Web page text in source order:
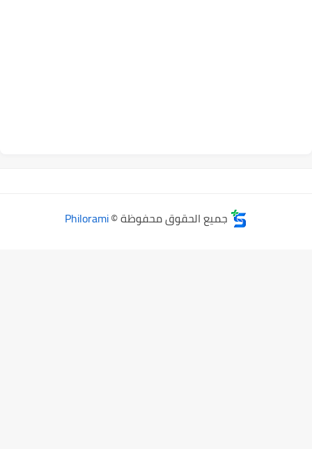
جميع الحقوق محفوظة ©Philorami